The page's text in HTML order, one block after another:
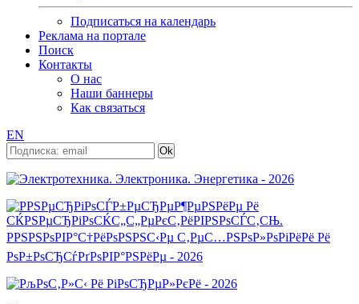
Подписаться на календарь
Реклама на портале
Поиск
Контакты
О нас
Наши баннеры
Как связаться
EN